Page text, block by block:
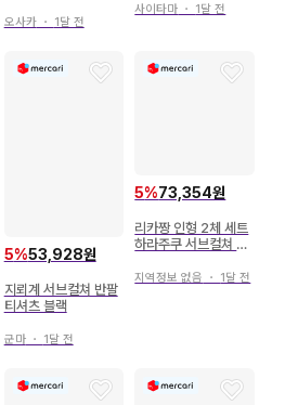
오사카・ 1달 전
사이타마 ・ 1달 전
5%53,928원
지뢰계 서브컬쳐 반팔
티셔츠 블랙
군마・ 1달 전
5%73,354원
리카짱 인형 2체 세트
하라주쿠 서브컬쳐 걸
지역정보 없음 ・ 1달 전